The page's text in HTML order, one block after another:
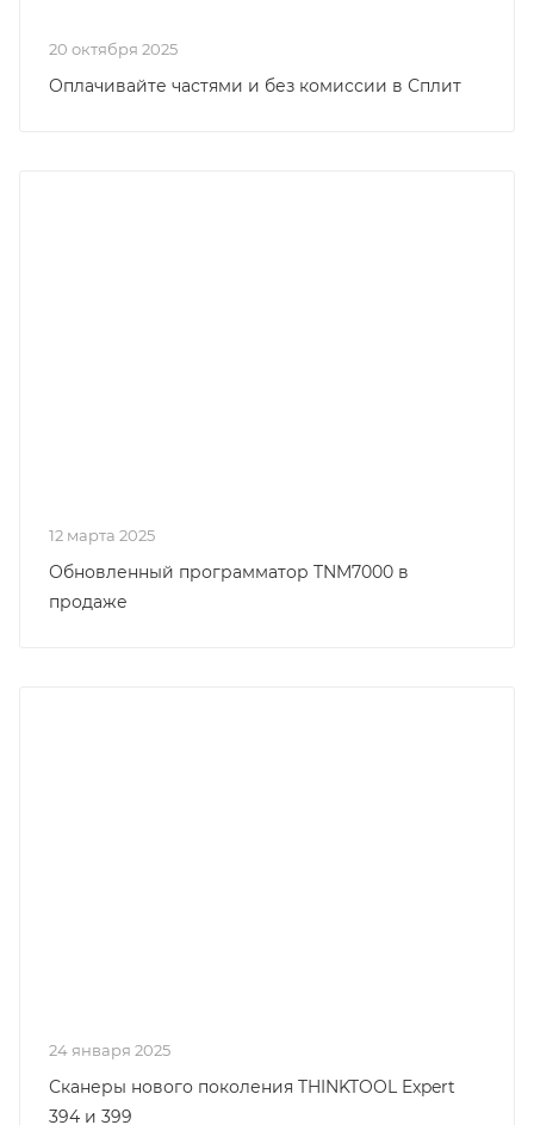
20 октября 2025
Оплачивайте частями и без комиссии в Сплит
12 марта 2025
Обновленный программатор TNM7000 в
продаже
24 января 2025
Сканеры нового поколения THINKTOOL Expert
394 и 399